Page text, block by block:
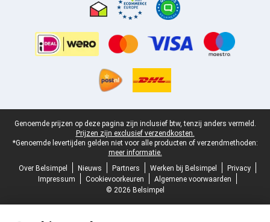
Juridische voettekst
Genoemde prijzen op deze pagina zijn inclusief btw, tenzij anders vermeld.
Prijzen zijn exclusief verzendkosten.
*Genoemde levertijden gelden niet voor alle producten of verzendmethoden:
meer informatie.
Over Belsimpel
Nieuws Partners Werken bij Belsimpel
Privacy
Impressum
Cookievoorkeuren
Algemene voorwaarden
© 2026 Belsimpel